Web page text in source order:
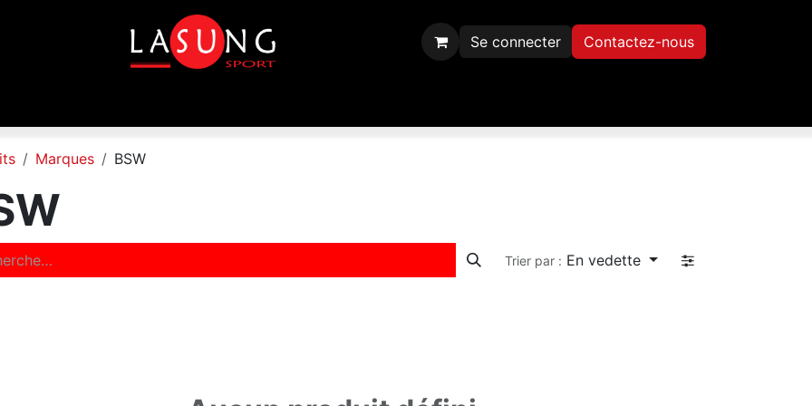
Se connecter Contactez-nous
Marques BSW
Trier par : En vedette